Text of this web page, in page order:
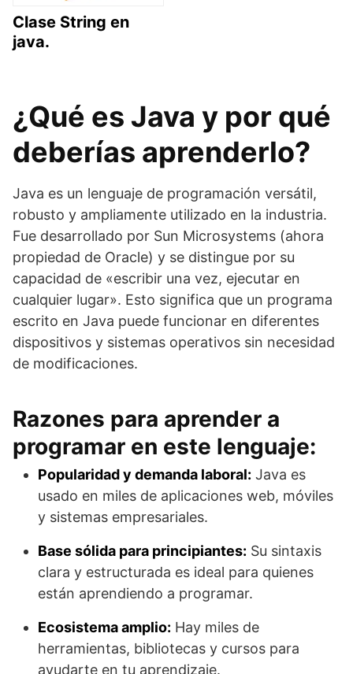
Clase String en
java.
¿Qué es Java y por qué
deberías aprenderlo?
Java es un lenguaje de programación versátil,
robusto y ampliamente utilizado en la industria.
Fue desarrollado por Sun Microsystems (ahora
propiedad de Oracle) y se distingue por su
capacidad de «escribir una vez, ejecutar en
cualquier lugar». Esto significa que un programa
escrito en Java puede funcionar en diferentes
dispositivos y sistemas operativos sin necesidad
de modificaciones.
Razones para aprender a
programar en este lenguaje:
Popularidad y demanda laboral: Java es
usado en miles de aplicaciones web, móviles
y sistemas empresariales.
Base sólida para principiantes: Su sintaxis
clara y estructurada es ideal para quienes
están aprendiendo a programar.
Ecosistema amplio: Hay miles de
herramientas, bibliotecas y cursos para
ayudarte en tu aprendizaje.